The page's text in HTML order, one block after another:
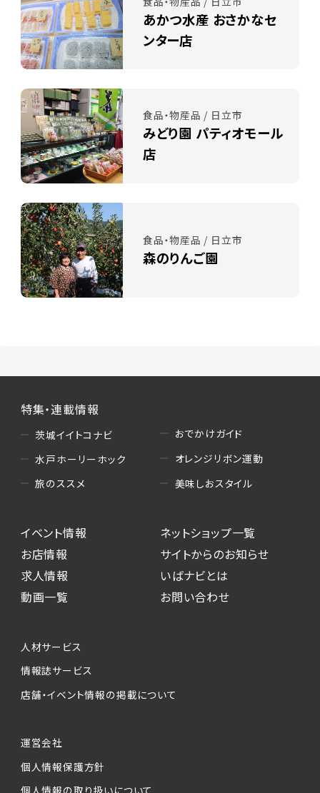
あかつ水産 おさかなセ
ンター店
食品・物産品 / 日立市
みどり園 パティオモール
店
食品・物産品 / 日立市
森のりんご園
特集・連載情報
茨城イイトコナビ
水戸ホーリーホック
旅のススメ
おでかけガイド
オレンジリボン運動
美味しおスタイル
イベント情報
お店情報
求人情報
動画一覧
ネットショップ一覧
サイトからのお知らせ
いばナビとは
お問い合わせ
人材サービス
情報誌サービス
店舗・イベント情報の掲載について
運営会社
個人情報保護方針